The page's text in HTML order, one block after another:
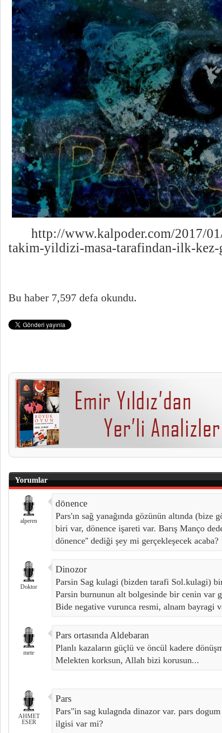
http://www.kalpoder.com/2017/
takim-yildizi-masa-tarafindan-ilk-
Bu haber 7,597 defa okundu.
Yorumlar
alperen
dönence
Pars'ın sağ yanağında gözünün altında (bize
biri var, dönence işareti var. Barış Manço
dönence'' dediği şey mi gerçekleşecek acaba?
Doktor
Dinozor
Parsin Sag kulagi (bizden tarafi Sol.kulagi)
Parsin burnunun alt bolgesinde bir cenin var
Bide negative vurunca resmi, alnam bayragi
mete
Pars ortasında Aldebaran
Planlı kazaların güçlü ve öncül kadere
Melekten korksun, Allah bizi korusun...
AHMET
ESER
Pars
Pars"in sag kulagnda dinazor var. pars
ilgisi var mi?